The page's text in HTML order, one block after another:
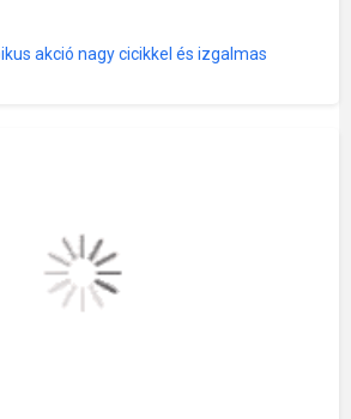
akció nagy cicikkel és izgalmas